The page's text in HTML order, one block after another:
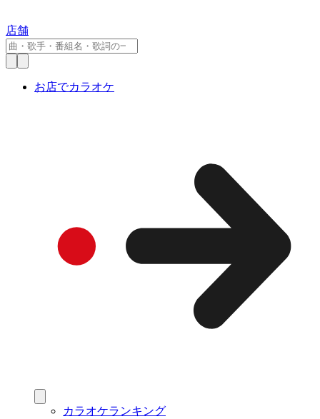
店舗
お店でカラオケ
カラオケランキング